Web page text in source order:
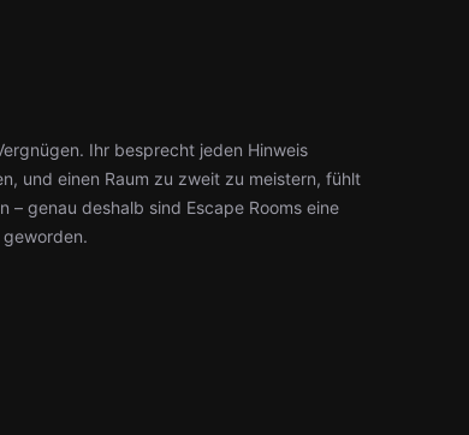
Ihr besprecht jeden Hinweis
und einen Raum zu zweit zu meistern, fühlt
– genau deshalb sind Escape Rooms eine